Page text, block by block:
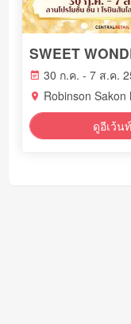
SWEET
30 ก.ค. - 7 ส.ค.
Robinson Sakon
ดูอีเว้นท์